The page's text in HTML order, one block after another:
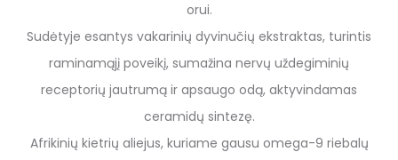
orui.
Sudėtyje esantys vakarinių dyvinučių ekstraktas, turintis
raminamąjį poveikį, sumažina nervų uždegiminių
receptorių jautrumą ir apsaugo odą, aktyvindamas
ceramidų sintezę.
Afrikinių kietrių aliejus, kuriame gausu omega-9 riebalų